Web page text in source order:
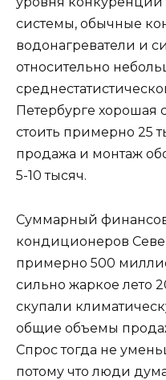
системы, обычные
водонагреватели и
относительно
Петербурге хорошая
стоить примерно 25
продажа и монтаж
5-10 тысяч.
Суммарный
кондиционеров
примерно 500
сильно жаркое лето
скупали
общие объемы
Спрос тогда не
потому что люди